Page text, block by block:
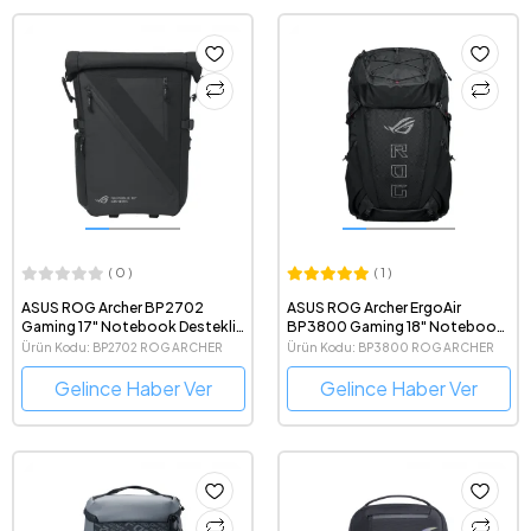
( 0 )
ASUS ROG Archer BP2702
Gaming 17" Notebook Destekli
Fotoğraf Ekipmanları için
Özelleştirilebilir Gaming Sırt
Çantası
Ürün Kodu: BP2702 ROG ARCHER
BACKPACK/17
Gelince Haber Ver
( 1 )
ASUS ROG Archer ErgoAir
BP3800 Gaming 18" Notebook
Destekli Oyuncu Sırt Çantası
Ürün Kodu: BP3800 ROG ARCHER
ERGOAIR/18
Gelince Haber Ver